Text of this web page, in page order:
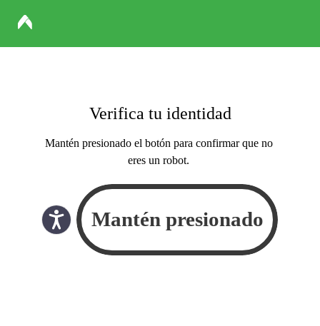
Verifica tu identidad
Mantén presionado el botón para confirmar que no
eres un robot.